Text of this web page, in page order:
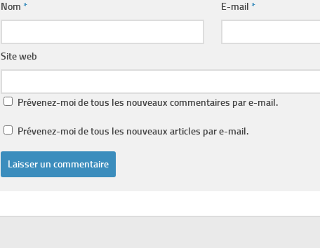
Nom * E-mail*
Site web
Prévenez-moi de tous les nouveaux commentaires par e-mail.
Prévenez-moi de tous les nouveaux articles par e-mail.